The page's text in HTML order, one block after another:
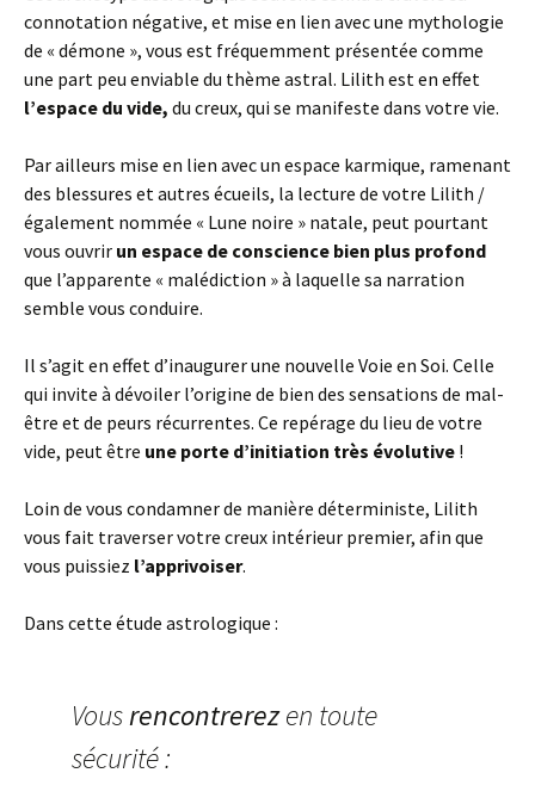
connotation négative, et mise en lien avec une mythologie
de « démone », vous est fréquemment présentée comme
une part peu enviable du thème astral. Lilith est en effet
l’espace du vide, du creux, qui se manifeste dans votre vie.
Par ailleurs mise en lien avec un espace karmique, ramenant
des blessures et autres écueils, la lecture de votre Lilith /
également nommée « Lune noire » natale, peut pourtant
vous ouvrir un espace de conscience bien plus profond
que l’apparente « malédiction » à laquelle sa narration
semble vous conduire.
Il s’agit en effet d’inaugurer une nouvelle Voie en Soi. Celle
qui invite à dévoiler l’origine de bien des sensations de mal-
être et de peurs récurrentes. Ce repérage du lieu de votre
vide, peut être une porte d’initiation très évolutive !
Loin de vous condamner de manière déterministe, Lilith
vous fait traverser votre creux intérieur premier, afin que
vous puissiez l’apprivoiser.
Dans cette étude astrologique :
Vousrencontrerezen toute
sécurité :